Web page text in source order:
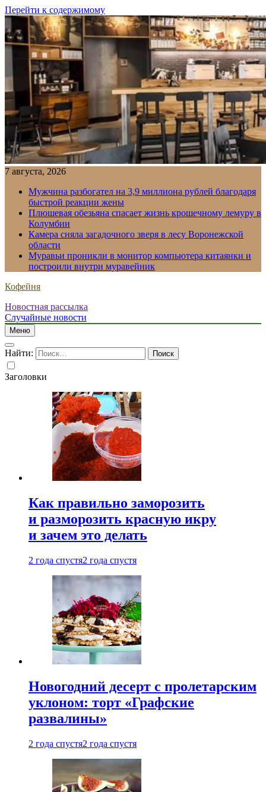
Перейти к содержимому
7 августа, 2026
Мужчина разбогател на 3,9 миллиона рублей благодаря
быстрой реакции жены
Плюшевая обезьяна спасает жизнь крошечному лемуру в
Колумбии
Камера сняла загадочного зверя в лесу Воронежской
области
Муравьи проникли в монитор компьютера китаянки и
построили внутри муравейник
Кофейня
Новостная рассылка
Случайные новости
Меню
Найти:
Заголовки
Как правильно заморозить
и разморозить красную икру
и зачем это делать
2 года спустя2 года спустя
Новогодний десерт с пролетарским
уклоном: торт «Графские
развалины»
2 года спустя2 года спустя